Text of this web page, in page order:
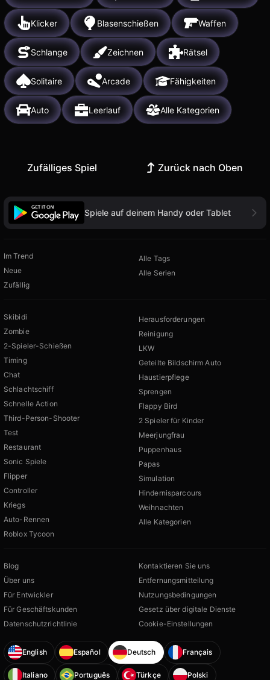
Klicker Blasenschießen Waffen
Schlange Zeichnen Rätsel
Solitaire Arcade Fähigkeiten
Auto Leerlauf Alle Kategorien
Zufälliges Spiel Zurück nach Oben
Spiele auf deinem Handy oder Tablet
Im Trend
Neue
Zufällig
Alle Tags
Alle Serien
Skibidi
Zombie
2-Spieler-Schießen
Timing
Chat
Schlachtschiff
Schnelle Action
Third-Person-Shooter
Test
Restaurant
Sonic Spiele
Flipper
Controller
Kriegs
Auto-Rennen
Roblox Tycoon
Herausforderungen
Reinigung
LKW
Geteilte Bildschirm Auto
Haustierpflege
Sprengen
Flappy Bird
2 Spieler für Kinder
Meerjungfrau
Puppenhaus
Papas
Simulation
Hindernisparcours
Weihnachten
Alle Kategorien
Blog
Über uns
Für Entwickler
Für Geschäftskunden
Datenschutzrichtlinie
Kontaktieren Sie uns
Entfernungsmitteilung
Nutzungsbedingungen
Gesetz über digitale Dienste
Cookie-Einstellungen
English Español Deutsch Français
Italiano Português Türkçe Polski